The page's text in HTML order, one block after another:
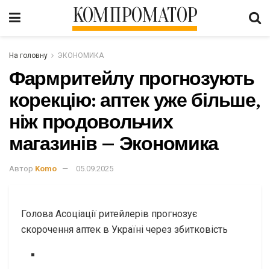
КОМПРОМАТОР
На головну ЭКОНОМИКА
Фармритейлу прогнозують
корекцію: аптек уже більше,
ніж продовольчих
магазинів – Экономика
Автор Komo 05.09.2025
Голова Асоціації ритейлерів прогнозує
скорочення аптек в Україні через збитковість